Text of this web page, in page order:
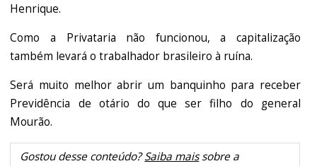
Henrique.
Como a Privataria não funcionou, a capitalização
também levará o trabalhador brasileiro à ruína.
Será muito melhor abrir um banquinho para receber
Previdência de otário do que ser filho do general
Mourão.
Gostou desse conteúdo?Saiba maissobre a